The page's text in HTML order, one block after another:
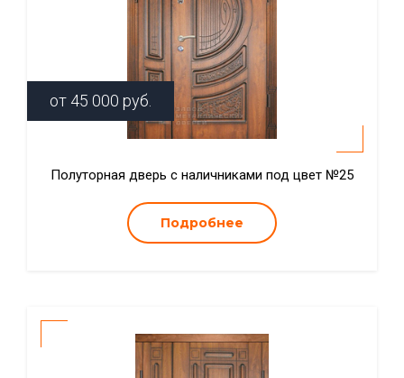
от 45 000 руб.
Полуторная дверь с наличниками под цвет №25
Подробнее